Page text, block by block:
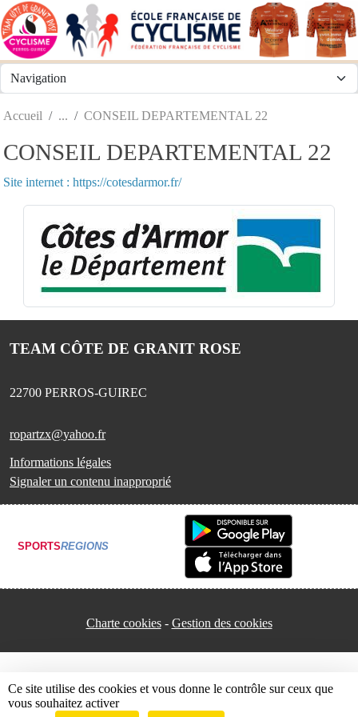
Accueil CONSEIL DEPARTEMENTAL 22
CONSEIL DEPARTEMENTAL 22
Site internet : https://cotesdarmor.fr/
TEAM CÔTE DE GRANIT ROSE
22700 PERROS-GUIREC
ropartzx@yahoo.fr
Informations légales
Signaler un contenu inapproprié
SPORTSREGIONS
Charte cookies Gestion des cookies
Panneau de gestion des cookies
Ce site utilise des cookies et vous donne le contrôle sur ceux que
vous souhaitez activer